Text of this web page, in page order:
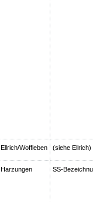
Ellrich/Woffleben (siehe Ellrich)
Harzungen SS-